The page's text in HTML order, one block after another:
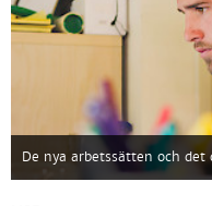
De nya arbetssätten och